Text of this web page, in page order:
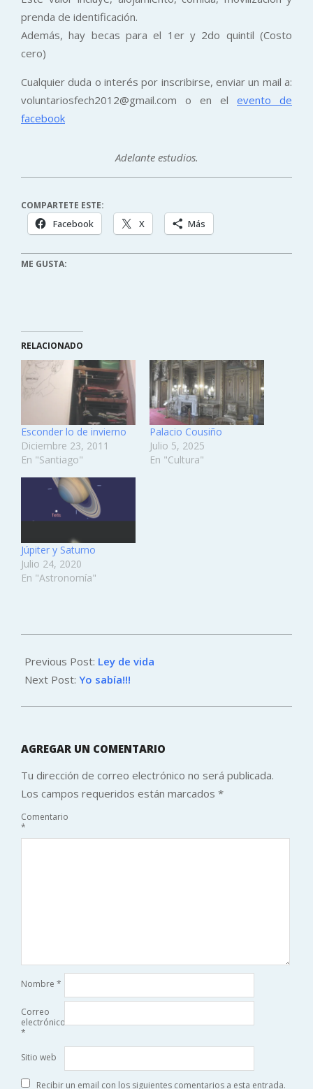
prenda de identificación.
Además, hay becas para el 1er y 2do quintil (Costo
cero)
Cualquier duda o interés por inscribirse, enviar un mail a:
voluntariosfech2012@gmail.com o en el evento de
facebook
Adelante estudios.
COMPARTETE ESTE:
Facebook X Más
ME GUSTA:
RELACIONADO
Esconder lo de invierno
Diciembre 23, 2011
En "Santiago"
Palacio Cousiño
Julio 5, 2025
En "Cultura"
Júpiter y Saturno
Julio 24, 2020
En "Astronomía"
07-
04
Previous Post: Ley de vida
Next Post: Yo sabía!!!
AGREGAR UN COMENTARIO
Tu dirección de correo electrónico no será publicada.
Los campos requeridos están marcados *
Comentario
*
Nombre *
Correo
electrónico
*
Sitio web
Recibir un email con los siguientes comentarios a esta entrada.